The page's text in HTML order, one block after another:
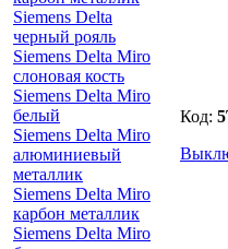
Siemens Delta
черный рояль
Siemens Delta Miro
слоновая кость
Siemens Delta Miro
белый
Siemens Delta Miro
алюминиевый
металлик
Siemens Delta Miro
карбон металлик
Siemens Delta Miro
Код: